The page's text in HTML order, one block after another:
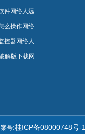
网络人远程
件网络人远
网络人远程
么操作网络
软件网络人
件
控器网络人
件网络人远
解版下载网
制软件网络
号:桂ICP备08000748号-1